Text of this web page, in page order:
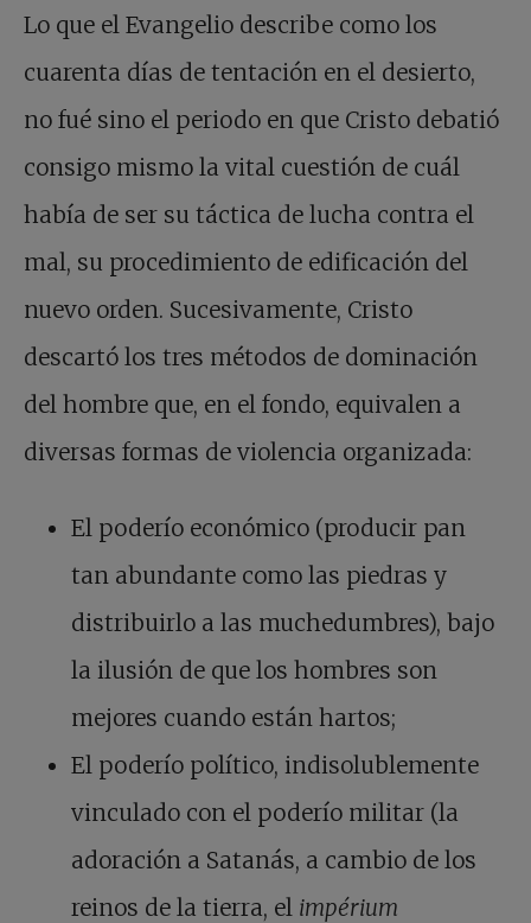
Lo que el Evangelio describe como los
cuarenta días de tentación en el desierto,
no fué sino el periodo en que Cristo debatió
consigo mismo la vital cuestión de cuál
había de ser su táctica de lucha contra el
mal, su procedimiento de edificación del
nuevo orden. Sucesivamente, Cristo
descartó los tres métodos de dominación
del hombre que, en el fondo, equivalen a
diversas formas de violencia organizada:
El poderío económico (producir pan
tan abundante como las piedras y
distribuirlo a las muchedumbres), bajo
la ilusión de que los hombres son
mejores cuando están hartos;
El poderío político, indisolublemente
vinculado con el poderío militar (la
adoración a Satanás, a cambio de los
reinos de la tierra, el impérium